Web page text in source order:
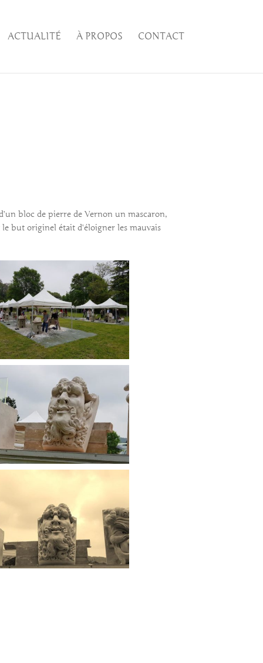
ACTUALITÉ À PROPOS CONTACT
bloc de pierre de Vernon un mascaron,
but originel était d’éloigner les mauvais